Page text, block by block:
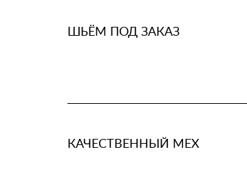
ШЬЁМ ПОД ЗАКАЗ
КАЧЕСТВЕННЫЙ МЕХ